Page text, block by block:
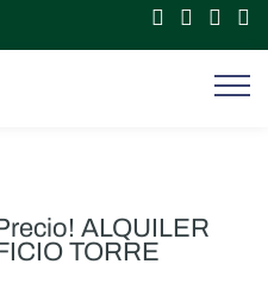
ALQUILER
TORRE